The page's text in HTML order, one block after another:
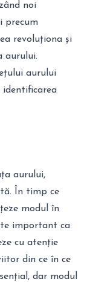
noi
precum
revoluționa și
aurului.
aurului
aurului,
În timp ce
modul în
important ca
cu atenție
din ce în ce
dar modul